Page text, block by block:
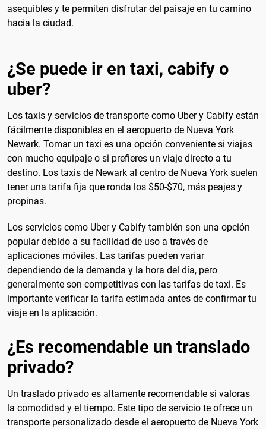
asequibles y te permiten disfrutar del paisaje en tu camino
hacia la ciudad.
¿Se puede ir en taxi, cabify o
uber?
Los taxis y servicios de transporte como Uber y Cabify están
fácilmente disponibles en el aeropuerto de Nueva York
Newark. Tomar un taxi es una opción conveniente si viajas
con mucho equipaje o si prefieres un viaje directo a tu
destino. Los taxis de Newark al centro de Nueva York suelen
tener una tarifa fija que ronda los $50-$70, más peajes y
propinas.
Los servicios como Uber y Cabify también son una opción
popular debido a su facilidad de uso a través de
aplicaciones móviles. Las tarifas pueden variar
dependiendo de la demanda y la hora del día, pero
generalmente son competitivas con las tarifas de taxi. Es
importante verificar la tarifa estimada antes de confirmar tu
viaje en la aplicación.
¿Es recomendable un translado
privado?
Un traslado privado es altamente recomendable si valoras
la comodidad y el tiempo. Este tipo de servicio te ofrece un
transporte personalizado desde el aeropuerto de Nueva York